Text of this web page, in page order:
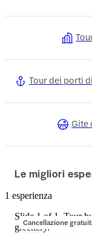
Tour dei porti
Gite
Le migliori
1 esperienza
Cancellazione
Slide 1 of 1, Tour
greenery.